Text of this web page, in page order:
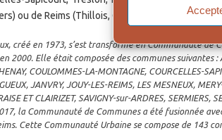
ou de Reims (Thillois, Champigny).
créé en 1973, s’est transformé en Communauté de
2000. Elle était composée des communes suivantes :
COULOMMES-LA-MONTAGNE, COURCELLES-
JANVRY, JOUY-LES-REIMS, LES MESNEUX,
ET CLAIRIZET, SAVIGNY-sur-ARDRES, SERMIERS,
la Communauté de Communes a été fusionnée
Cette Communauté Urbaine se compose de 143